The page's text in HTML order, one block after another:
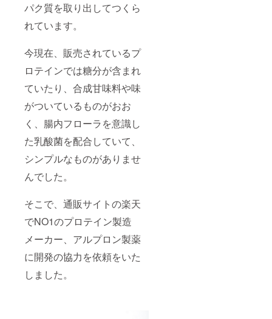
パク質を取り出してつくら
れています。
今現在、販売されているプ
ロテインでは糖分が含まれ
ていたり、合成甘味料や味
がついているものがおお
く、腸内フローラを意識し
た乳酸菌を配合していて、
シンプルなものがありませ
んでした。
そこで、通販サイトの楽天
でNO1のプロテイン製造
メーカー、アルプロン製薬
に開発の協力を依頼をいた
しました。